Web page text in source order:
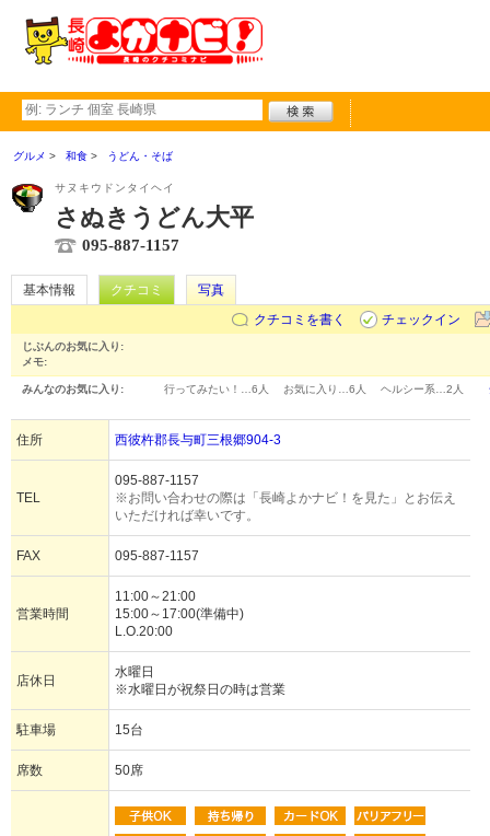
グルメ 和食 うどん・そば
サヌキウドンタイヘイ
さぬきうどん大平
095-887-1157
基本情報 クチコミ
写真
クチコミを書く
チェックイン
じぶんのお気に入り:
メモ:
みんなのお気に入り: 行ってみたい！… 6人 お気に入り… 6人 ヘルシー系… 2人
住所 西彼杵郡長与町三根郷904-3
TEL
095-887-1157
※お問い合わせの際は「長崎よかナビ！を見た」とお伝え
いただければ幸いです。
FAX 095-887-1157
営業時間
11:00～21:00
15:00～17:00(準備中)
L.O.20:00
店休日
水曜日
※水曜日が祝祭日の時は営業
駐車場 15台
席数 50席